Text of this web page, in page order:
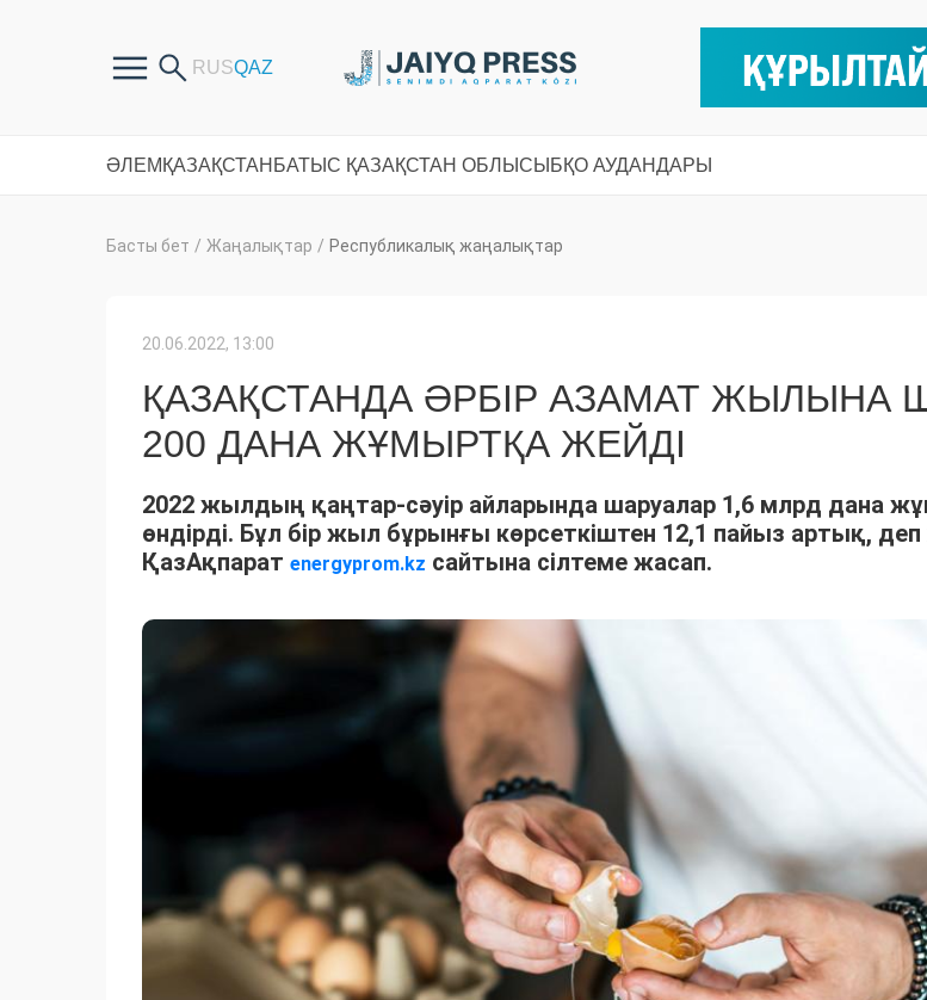
ӘЛЕМ ҚАЗАҚСТАН БАТЫС ҚАЗАҚСТАН ОБЛЫСЫ БҚО АУДАНДАРЫ
Басты бет / Жаңалықтар / Республикалық жаңалықтар
20.06.2022, 13:00
ҚАЗАҚСТАНДА ӘРБІР АЗАМАТ ЖЫЛЫНА
200 ДАНА ЖҰМЫРТҚА ЖЕЙДІ
2022 жылдың қаңтар-сәуір айларында шаруалар 1,6 млрд дана
өндірді. Бұл бір жыл бұрынғы көрсеткіштен 12,1 пайыз артық,
ҚазАқпарат energyprom.kz сайтына сілтеме жасап.